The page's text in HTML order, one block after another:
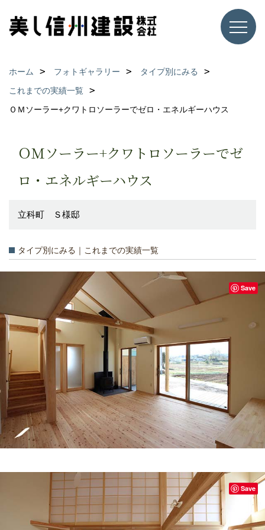
ホーム フォトギャラリー
タイプ別にみる
これまでの実績一覧
ＯＭソーラー+クワトロソーラーでゼロ・エネルギーハウス
ＯＭソーラー+クワトロソーラーでゼ
ロ・エネルギーハウス
立科町 Ｓ様邸
タイプ別にみる｜これまでの実績一覧
Save
Save